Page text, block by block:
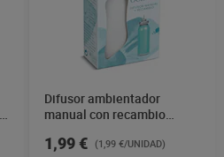
Difusor ambientador
manual con recambio
unidad
1,99 € (1,99 €/UNIDAD)